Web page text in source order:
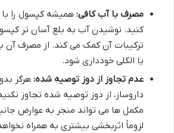
مصرف با آب کافی: همیشه کپسول را
کنید. نوشیدن آب به بلع آسان تر
ترکیبات آن کمک می کند. از مصرف آن
یا الکلی خودداری شود.
عدم تجاوز از دوز توصیه شده: هرگز
داروساز، از دوز توصیه شده تجاوز
مکمل ها می تواند منجر به عوارض
لزوماً اثربخشی بیشتری به همراه